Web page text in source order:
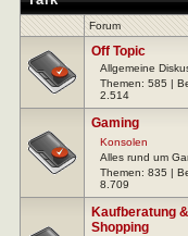
Forum
Off Topic
Allgemeine
Themen: 585 |
2.514
Gaming
Konsolen
Alles rund um
Themen: 835 |
8.709
Kaufberatung &
Shopping